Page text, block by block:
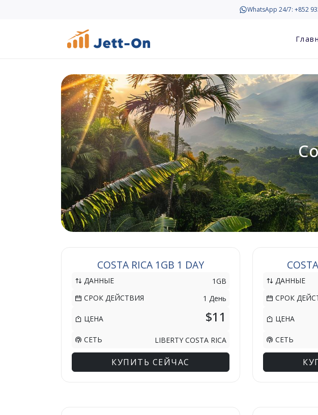
WhatsApp 24/7: +852
COSTA RICA 1GB 1 DAY
ДАННЫЕ
1GB
СРОК ДЕЙСТВИЯ
1 День
ЦЕНА $11
СЕТЬ LIBERTY COSTA RICA
КУПИТЬ СЕЙЧАС
ДАННЫЕ
СРОК
ЦЕНА
СЕТЬ